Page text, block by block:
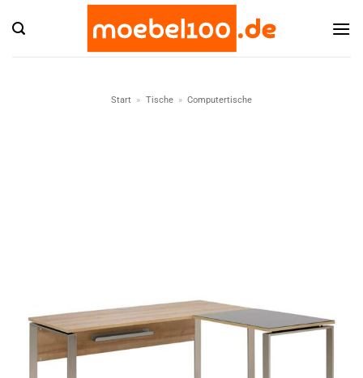
Inhalt
Start » Tische » Computertische